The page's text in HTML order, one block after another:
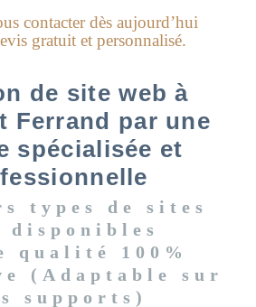
contacter dès aujourd’hui
gratuit et personnalisé.
de site web à
Ferrand par une
spécialisée et
types de sites
disponibles
qualité 100%
(Adaptable sur
supports)